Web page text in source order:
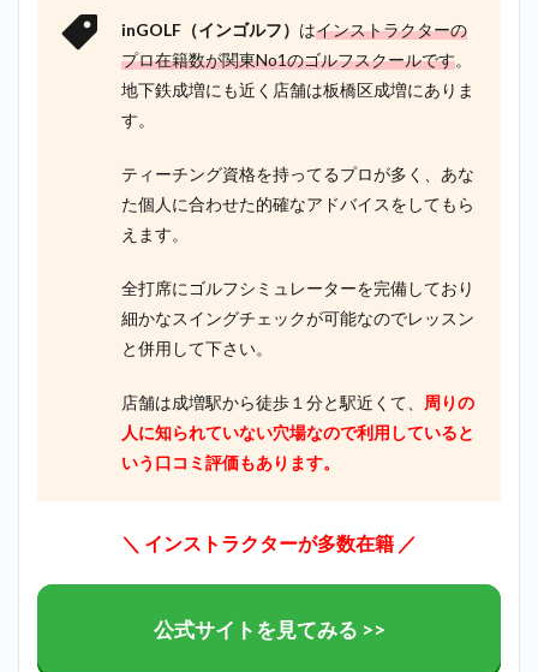
inGOLF（インゴルフ） はインストラクターの
プロ在籍数が関東No1のゴルフスクールです。
地下鉄成増にも近く店舗は板橋区成増にありま
す。
ティーチング資格を持ってるプロが多く、あな
た個人に合わせた的確なアドバイスをしてもら
えます。
全打席にゴルフシミュレーターを完備しており
細かなスイングチェックが可能なのでレッスン
と併用して下さい。
店舗は成増駅から徒歩１分と駅近くて、 周りの
人に知られていない穴場なので利用していると
いう口コミ評価もあります。
＼ インストラクターが多数在籍 ／
公式サイトを見てみる >>